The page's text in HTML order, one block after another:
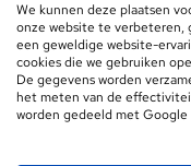
meerdere kleuren
kleur, wanneer je
gebruikt.
Benieuwd
wat uw
We kunnen deze plaatsen
onze website te verbeteren,
een geweldige website-
cookies die we gebruiken
De gegevens worden
het meten van de
worden gedeeld met